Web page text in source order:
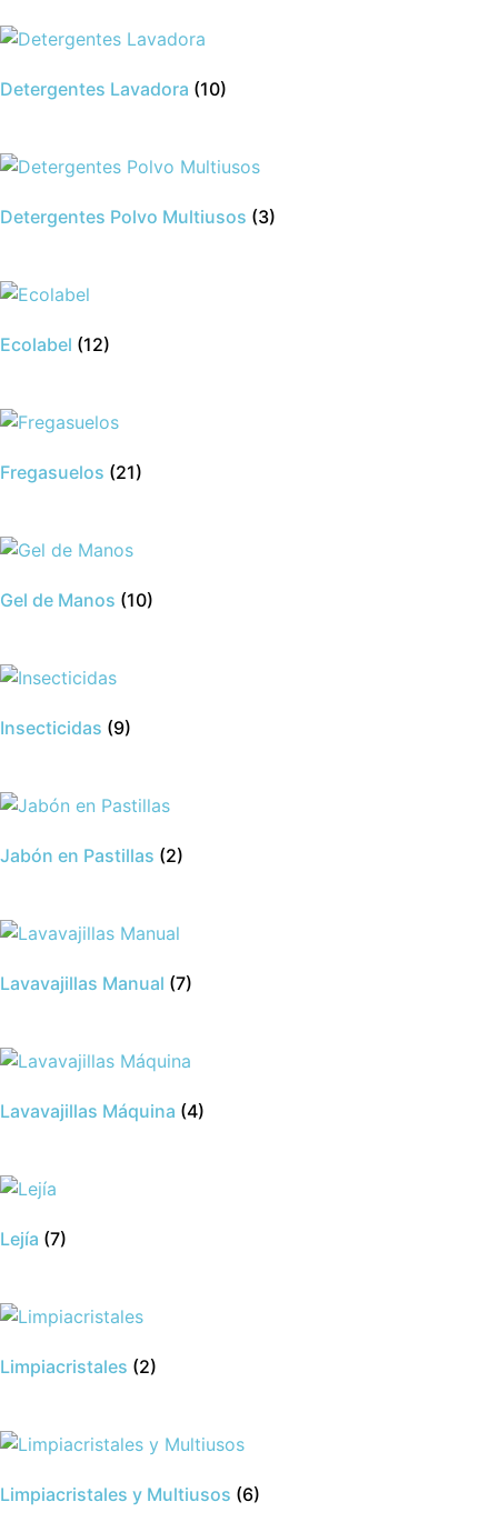
Detergentes Lavadora (10)
Detergentes Polvo Multiusos (3)
Ecolabel (12)
Fregasuelos (21)
Gel de Manos (10)
Insecticidas (9)
Jabón en Pastillas (2)
Lavavajillas Manual (7)
Lavavajillas Máquina (4)
Lejía (7)
Limpiacristales (2)
Limpiacristales y Multiusos (6)